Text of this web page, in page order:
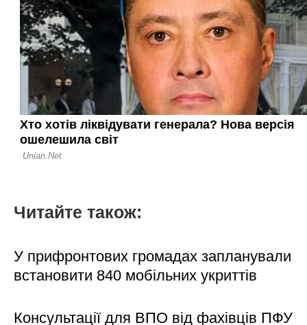
Читайте також:
У прифронтових громадах запланували
встановити 840 мобільних укриттів
Консультації для ВПО від фахівців ПФУ